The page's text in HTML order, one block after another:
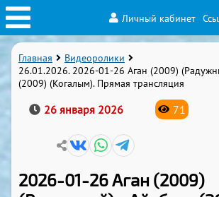
Личный кабинет
Главная
Видеоролики
26.01.2026. 2026-01-26 Аган (2009)
(2009) (Когалым). Прямая трансляция
26 января 2026 71
2026-01-26 Аган (2009)